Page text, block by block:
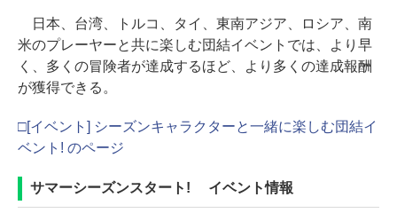
日本、台湾、トルコ、タイ、東南アジア、ロシア、南
米のプレーヤーと共に楽しむ団結イベントでは、より早
く、多くの冒険者が達成するほど、より多くの達成報酬
が獲得できる。
□[イベント] シーズンキャラクターと一緒に楽しむ団結イ
ベント! のページ
サマーシーズンスタート! イベント情報